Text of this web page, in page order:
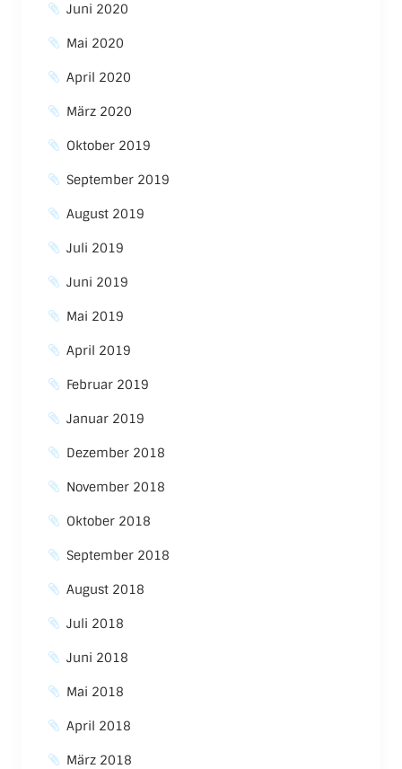
Juni 2020
Mai 2020
April 2020
März 2020
Oktober 2019
September 2019
August 2019
Juli 2019
Juni 2019
Mai 2019
April 2019
Februar 2019
Januar 2019
Dezember 2018
November 2018
Oktober 2018
September 2018
August 2018
Juli 2018
Juni 2018
Mai 2018
April 2018
März 2018